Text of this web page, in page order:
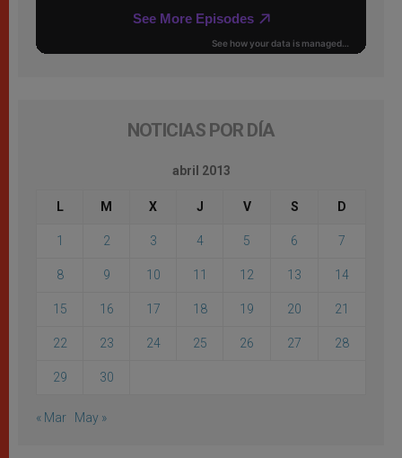
NOTICIAS POR DÍA
abril 2013
L M X J V S D
1 2 3 4 5 6 7
8 9 10 11 12 13 14
15 16 17 18 19 20 21
22 23 24 25 26 27 28
29 30
« Mar May »